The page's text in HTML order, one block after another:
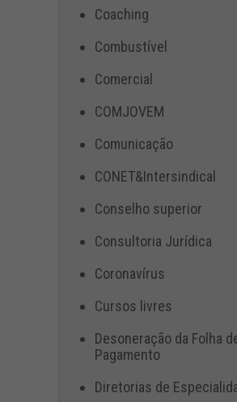
Coaching
Combustível
Comercial
COMJOVEM
Comunicação
CONET&Intersindical
Conselho superior
Consultoria Jurídica
Coronavírus
Cursos livres
Desoneração da Folha
Pagamento
Diretorias de